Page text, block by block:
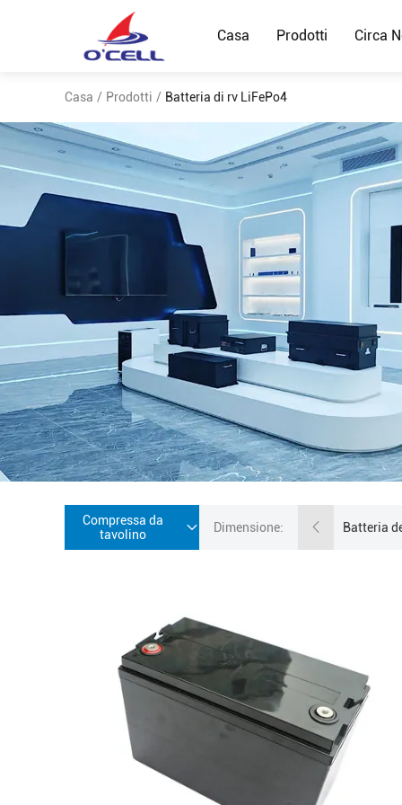
Casa Prodotti Circa
Casa / Prodotti / Batteria di rv LiFePo4
Compressa da
tavolino
Dimensione: